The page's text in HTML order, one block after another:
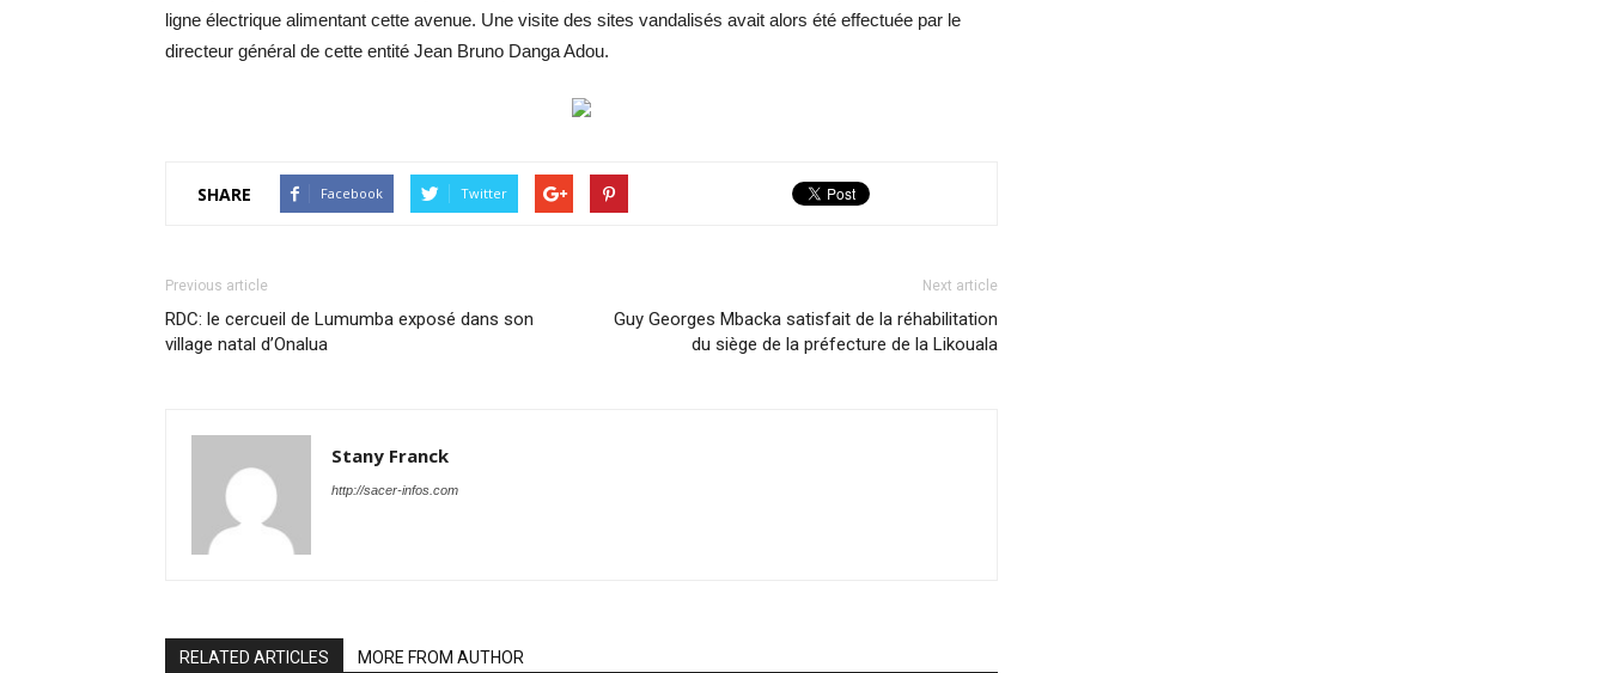
ligne électrique alimentant cette avenue. Une visite des sites vandalisés avait alors été effectuée par le
directeur général de cette entité Jean Bruno Danga Adou.
SHARE Facebook Twitter
Previous article
RDC: le cercueil de Lumumba exposé dans son
village natal d’Onalua
Next article
Guy Georges Mbacka satisfait de la réhabilitation
du siège de la préfecture de la Likouala
Stany Franck
http://sacer-infos.com
RELATED ARTICLES MORE FROM AUTHOR